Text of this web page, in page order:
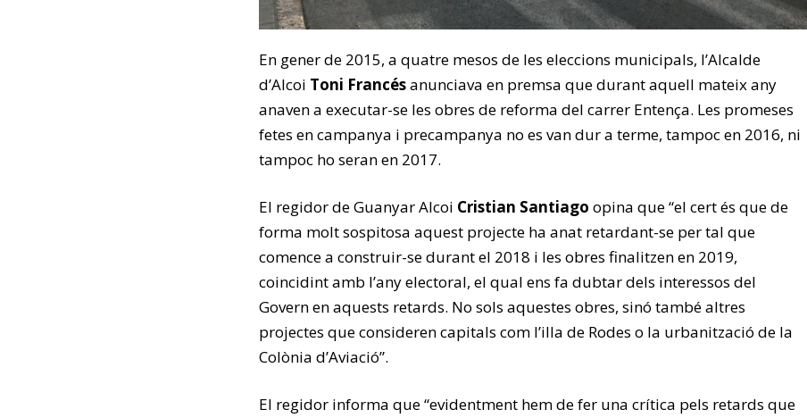
En gener de 2015, a quatre mesos de les eleccions municipals, l’Alcalde
d’Alcoi Toni Francésanunciava en premsa que durant aquell mateix any
anaven a executar-se les obres de reforma del carrer Entença. Les promeses
fetes en campanya i precampanya no es van dur a terme, tampoc en 2016, ni
tampoc ho seran en 2017.
El regidor de Guanyar Alcoi Cristian Santiago opina que “el cert és que de
forma molt sospitosa aquest projecte ha anat retardant-se per tal que
comence a construir-se durant el 2018 i les obres finalitzen en 2019,
coincidint amb l’any electoral, el qual ens fa dubtar dels interessos del
Govern en aquests retards. No sols aquestes obres, sinó també altres
projectes que consideren capitals com l’illa de Rodes o la urbanització de la
Colònia d’Aviació”.
El regidor informa que “evidentment hem de fer una crítica pels retards que